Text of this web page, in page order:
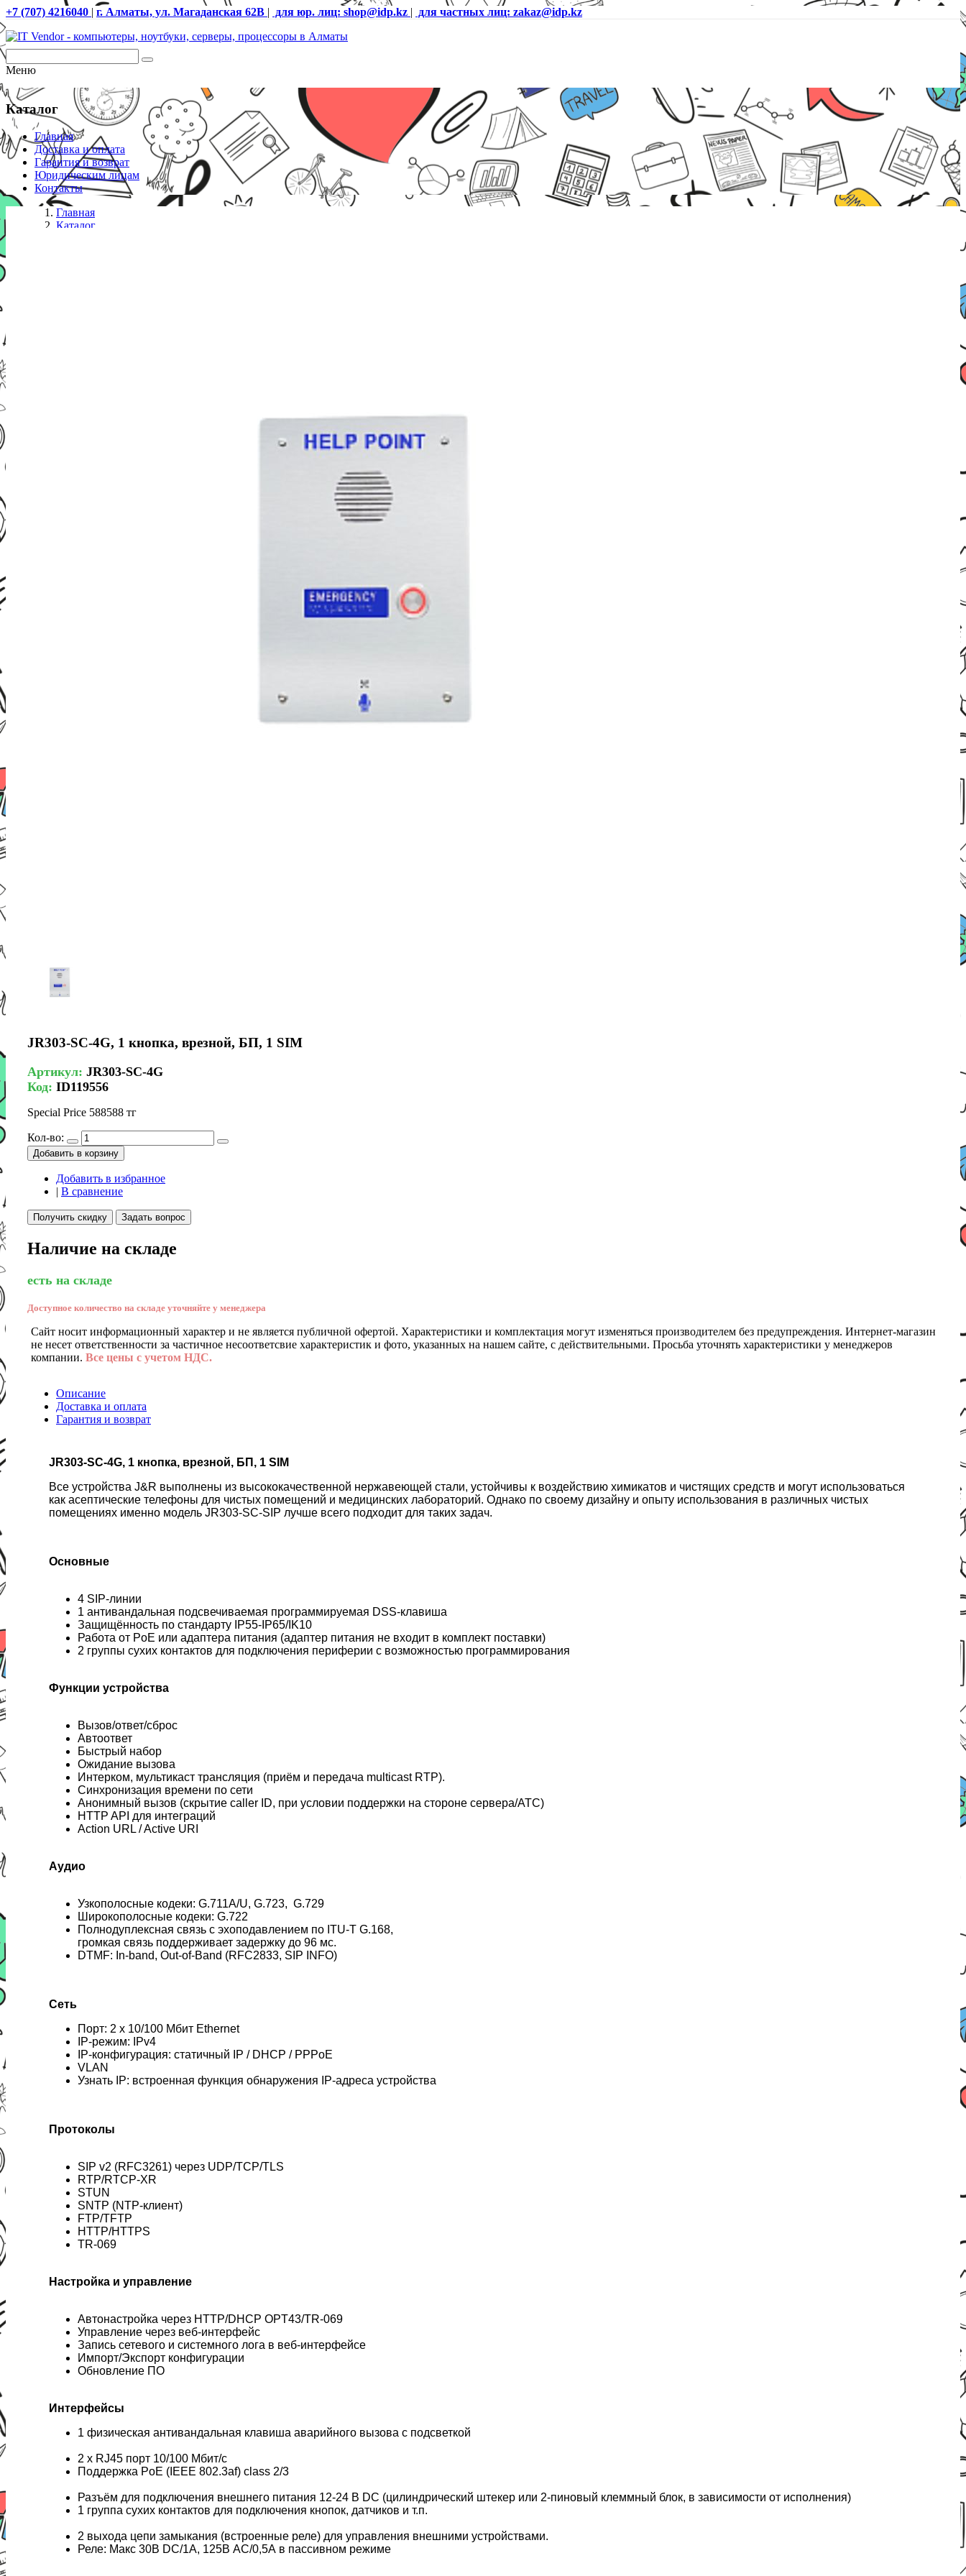
+7 (707) 4216040 | г. Алматы, ул. Магаданская 62В | для юр. лиц: shop@idp.kz | для частных лиц: zakaz@idp.kz
Меню
Каталог
Главная
Доставка и оплата
Гарантия и возврат
Юридическим лицам
Контакты
Главная
Каталог
JR303-SC-4G, 1 кнопка, врезной, БП, 1 SIM
Артикул: JR303-SC-4G
Код: ID119556
Special Price 588588 тг
Кол-во:
Добавить в корзину
Добавить в избранное
| В сравнение
Получить скидку Задать вопрос
Наличие на складе
есть на складе
Доступное количество на складе уточняйте у менеджера
Сайт носит информационный характер и не является публичной офертой. Характеристики и комплектация могут изменяться производителем без предупреждения. Интернет-магазин
не несет ответственности за частичное несоответсвие характеристик и фото, указанных на нашем сайте, с действительными. Просьба уточнять характеристики у менеджеров
компании. Все цены с учетом НДС.
Описание
Доставка и оплата
Гарантия и возврат
JR303-SC-4G, 1 кнопка, врезной, БП, 1 SIM
Все устройства J&R выполнены из высококачественной нержавеющей стали, устойчивы к воздействию химикатов и чистящих средств и могут использоваться
как асептические телефоны для чистых помещений и медицинских лабораторий. Однако по своему дизайну и опыту использования в различных чистых
помещениях именно модель JR303-SC-SIP лучше всего подходит для таких задач.
Основные
4 SIP-линии
1 антивандальная подсвечиваемая программируемая DSS-клавиша
Защищённость по стандарту IP55-IP65/IK10
Работа от PoE или адаптера питания (адаптер питания не входит в комплект поставки)
2 группы сухих контактов для подключения периферии с возможностью программирования
Функции устройства
Вызов/ответ/сброс
Автоответ
Быстрый набор
Ожидание вызова
Интерком, мультикаст трансляция (приём и передача multicast RTP).
Синхронизация времени по сети
Анонимный вызов (скрытие caller ID, при условии поддержки на стороне сервера/АТС)
HTTP API для интеграций
Action URL / Active URI
Аудио
Узкополосные кодеки: G.711A/U, G.723, G.729
Широкополосные кодеки: G.722
Полнодуплексная связь с эхоподавлением по ITU-T G.168,
громкая связь поддерживает задержку до 96 мс.
DTMF: In-band, Out-of-Band (RFC2833, SIP INFO)
Сеть
Порт: 2 x 10/100 Мбит Ethernet
IP-режим: IPv4
IP-конфигурация: статичный IP / DHCP / PPPoE
VLAN
Узнать IP: встроенная функция обнаружения IP-адреса устройства
Протоколы
SIP v2 (RFC3261) через UDP/TCP/TLS
RTP/RTCP-XR
STUN
SNTP (NTP-клиент)
FTP/TFTP
HTTP/HTTPS
TR-069
Настройка и управление
Автонастройка через HTTP/DHCP OPT43/TR-069
Управление через веб-интерфейс
Запись сетевого и системного лога в веб-интерфейсе
Импорт/Экспорт конфигурации
Обновление ПО
Интерфейсы
1 физическая антивандальная клавиша аварийного вызова с подсветкой
2 x RJ45 порт 10/100 Мбит/c
Поддержка PoE (IEEE 802.3af) class 2/3
Разъём для подключения внешнего питания 12-24 В DC (цилиндрический штекер или 2-пиновый клеммный блок, в зависимости от исполнения)
1 группа сухих контактов для подключения кнопок, датчиков и т.п.
2 выхода цепи замыкания (встроенные реле) для управления внешними устройствами.
Реле: Макс 30В DC/1A, 125В AC/0,5A в пассивном режиме